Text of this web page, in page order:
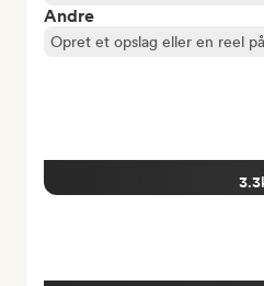
Andre
Opret et opslag eller en reel